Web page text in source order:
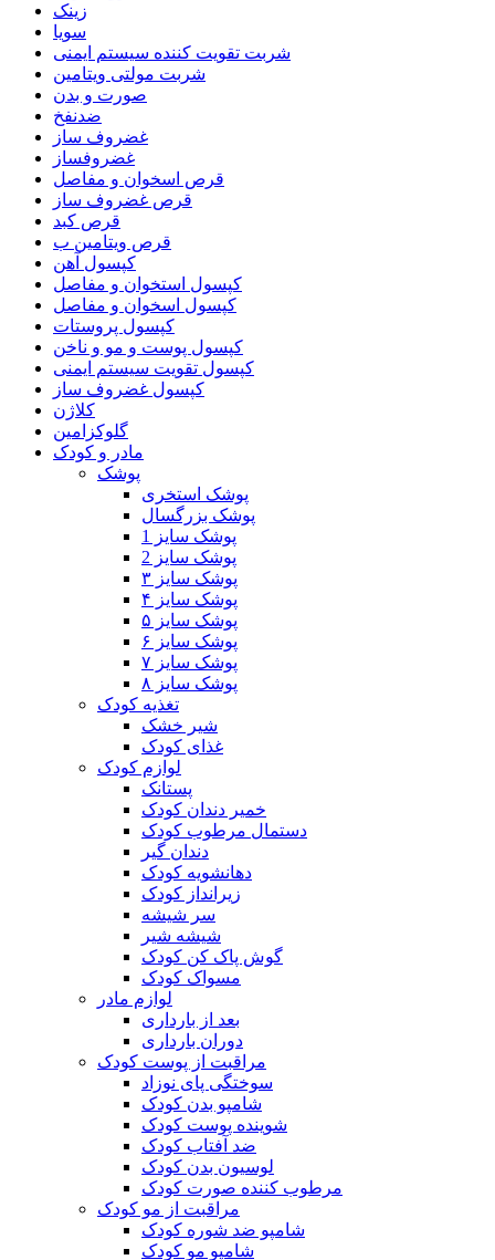
زینک
سویا
شربت تقویت کننده سیستم ایمنی
شربت مولتی ویتامین
صورت و بدن
ضدنفخ
غضروف ساز
غضروفساز
قرص اسخوان و مفاصل
قرص غضروف ساز
قرص کبد
قرص ویتامین ب
کپسول آهن
کپسول استخوان و مفاصل
کپسول اسخوان و مفاصل
کپسول پروستات
کپسول پوست و مو و ناخن
کپسول تقویت سیستم ایمنی
کپسول غضروف ساز
کلاژن
گلوکزامین
مادر و کودک
پوشک
پوشک استخری
پوشک بزرگسال
پوشک سایز 1
پوشک سایز 2
پوشک سایز ۳
پوشک سایز ۴
پوشک سایز ۵
پوشک سایز ۶
پوشک سایز ۷
پوشک سایز ۸
تغذیه کودک
شیر خشک
غذای کودک
لوازم کودک
پستانک
خمیر دندان کودک
دستمال مرطوب کودک
دندان گیر
دهانشویه کودک
زیرانداز کودک
سر شیشه
شیشه شیر
گوش پاک کن کودک
مسواک کودک
لوازم مادر
بعد از بارداری
دوران بارداری
مراقبت از پوست کودک
سوختگی پای نوزاد
شامپو بدن کودک
شوینده پوست کودک
ضد آفتاب کودک
لوسیون بدن کودک
مرطوب کننده صورت کودک
مراقبت از مو کودک
شامپو ضد شوره کودک
شامپو مو کودک